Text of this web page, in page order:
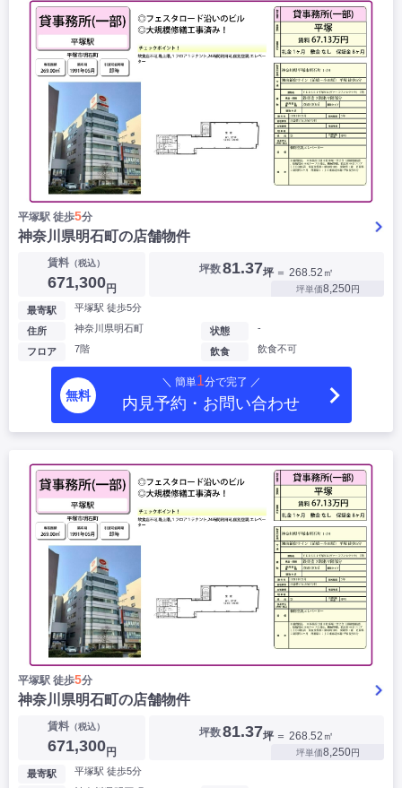
平塚駅 徒歩5分
神奈川県明石町の店舗物件
賃料（税込）
671,300円
坪数81.37坪 ＝ 268.52㎡
坪単価8,250円
最寄駅 平塚駅 徒歩5分
住所 神奈川県明石町
フロア 7階
状態 -
飲食 飲食不可
無料
＼ 簡単1分で完了 ／
内見予約・お問い合わせ
平塚駅 徒歩5分
神奈川県明石町の店舗物件
賃料（税込）
671,300円
坪数81.37坪 ＝ 268.52㎡
坪単価8,250円
最寄駅 平塚駅 徒歩5分